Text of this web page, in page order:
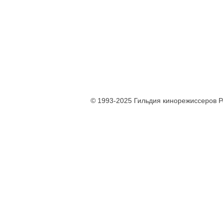
© 1993-2025 Гильдия кинорежиссеров